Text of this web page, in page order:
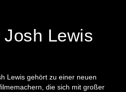
Lewis
Lewis gehört zu einer neuen
die sich mit großer